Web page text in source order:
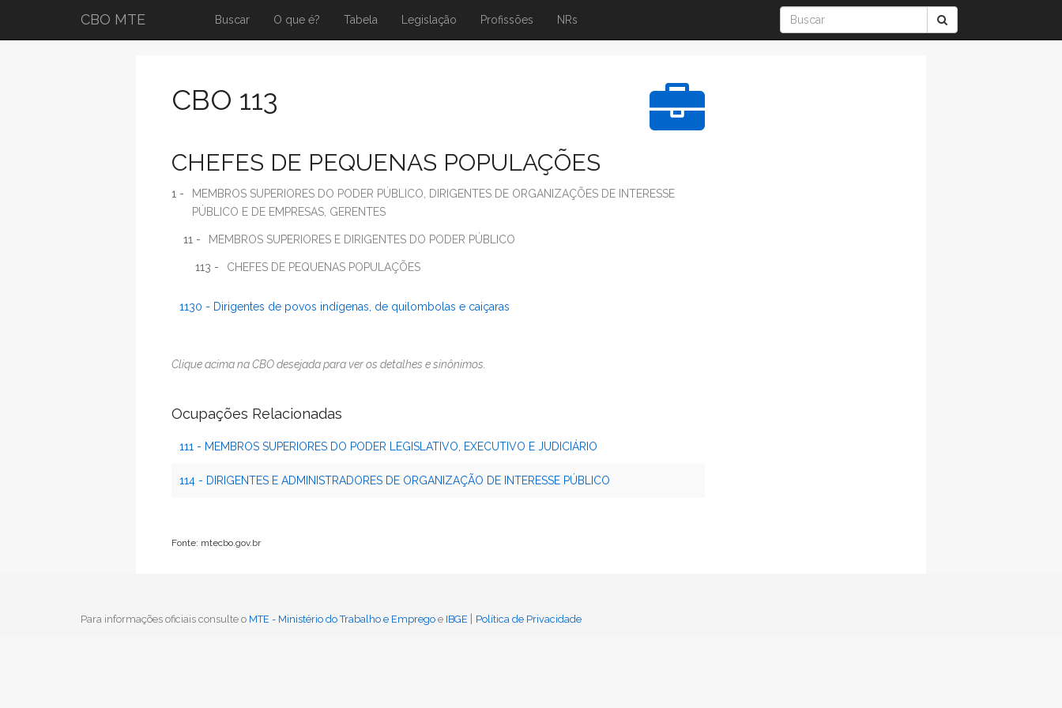
CBO MTE Buscar O que é? Tabela Legislação Profissões NRs
CBO 113
CHEFES DE PEQUENAS POPULAÇÕES
1 -
MEMBROS SUPERIORES DO PODER PÚBLICO, DIRIGENTES DE ORGANIZAÇÕES DE INTERESSE
PÚBLICO E DE EMPRESAS, GERENTES
11 - MEMBROS SUPERIORES E DIRIGENTES DO PODER PÚBLICO
113 - CHEFES DE PEQUENAS POPULAÇÕES
1130 - Dirigentes de povos indígenas, de quilombolas e caiçaras
Clique acima na CBO desejada para ver os detalhes e sinônimos.
Ocupações Relacionadas
111 - MEMBROS SUPERIORES DO PODER LEGISLATIVO, EXECUTIVO E JUDICIÁRIO
114 - DIRIGENTES E ADMINISTRADORES DE ORGANIZAÇÃO DE INTERESSE PÚBLICO
Fonte: mtecbo.gov.br
Para informações oficiais consulte o MTE - Ministério do Trabalho e Emprego e IBGE | Política de Privacidade